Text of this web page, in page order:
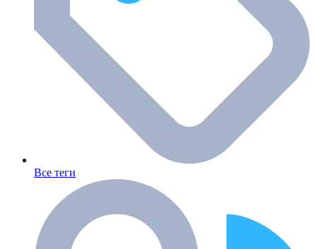
Все теги